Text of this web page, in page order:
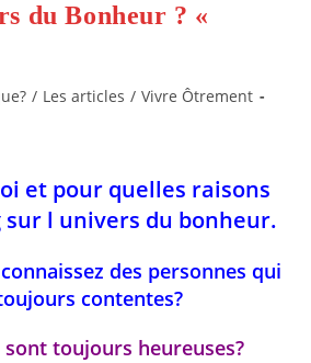
du Bonheur ? «
/ Les articles / Vivre Ôtrement
et pour quelles raisons
sur l univers du bonheur.
des personnes qui
contentes?
sont toujours heureuses?